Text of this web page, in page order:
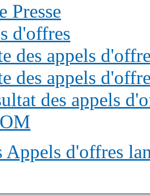
Presse
d'offres
des appels
des appels
des appels
Appels d'offres